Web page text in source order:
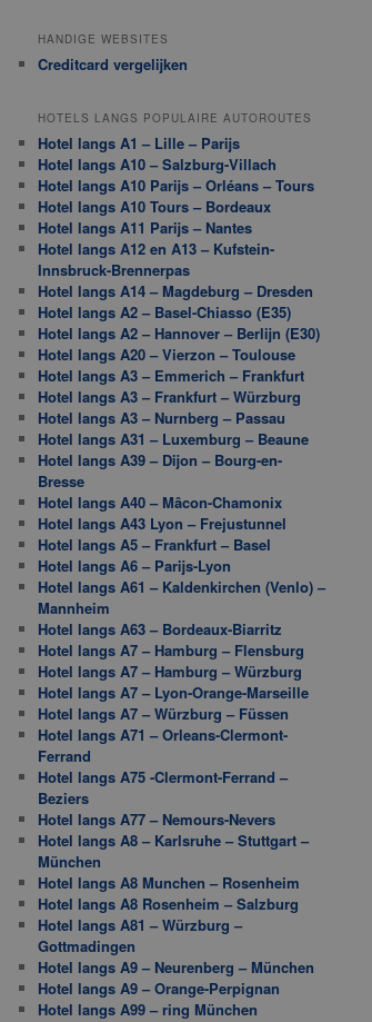
HANDIGE WEBSITES
Creditcard vergelijken
HOTELS LANGS POPULAIRE AUTOROUTES
Hotel langs A1 – Lille – Parijs
Hotel langs A10 – Salzburg-Villach
Hotel langs A10 Parijs – Orléans – Tours
Hotel langs A10 Tours – Bordeaux
Hotel langs A11 Parijs – Nantes
Hotel langs A12 en A13 – Kufstein-
Innsbruck-Brennerpas
Hotel langs A14 – Magdeburg – Dresden
Hotel langs A2 – Basel-Chiasso (E35)
Hotel langs A2 – Hannover – Berlijn (E30)
Hotel langs A20 – Vierzon – Toulouse
Hotel langs A3 – Emmerich – Frankfurt
Hotel langs A3 – Frankfurt – Würzburg
Hotel langs A3 – Nurnberg – Passau
Hotel langs A31 – Luxemburg – Beaune
Hotel langs A39 – Dijon – Bourg-en-
Bresse
Hotel langs A40 – Mâcon-Chamonix
Hotel langs A43 Lyon – Frejustunnel
Hotel langs A5 – Frankfurt – Basel
Hotel langs A6 – Parijs-Lyon
Hotel langs A61 – Kaldenkirchen (Venlo) –
Mannheim
Hotel langs A63 – Bordeaux-Biarritz
Hotel langs A7 – Hamburg – Flensburg
Hotel langs A7 – Hamburg – Würzburg
Hotel langs A7 – Lyon-Orange-Marseille
Hotel langs A7 – Würzburg – Füssen
Hotel langs A71 – Orleans-Clermont-
Ferrand
Hotel langs A75 -Clermont-Ferrand –
Beziers
Hotel langs A77 – Nemours-Nevers
Hotel langs A8 – Karlsruhe – Stuttgart –
München
Hotel langs A8 Munchen – Rosenheim
Hotel langs A8 Rosenheim – Salzburg
Hotel langs A81 – Würzburg –
Gottmadingen
Hotel langs A9 – Neurenberg – München
Hotel langs A9 – Orange-Perpignan
Hotel langs A99 – ring München